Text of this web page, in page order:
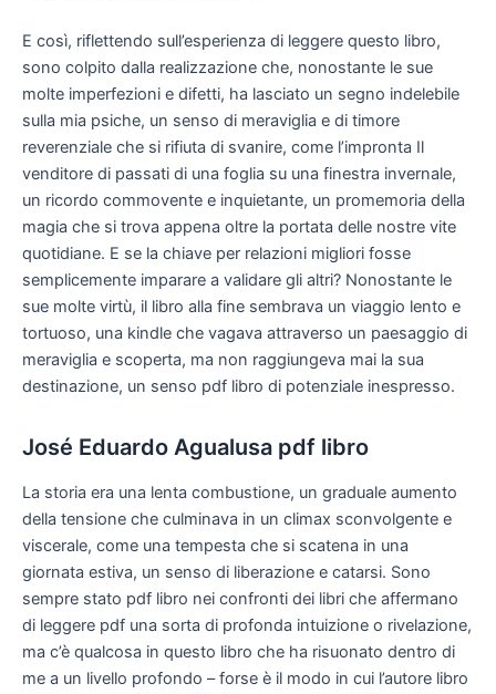
E così, riflettendo sull’esperienza di leggere questo libro,
sono colpito dalla realizzazione che, nonostante le sue
molte imperfezioni e difetti, ha lasciato un segno indelebile
sulla mia psiche, un senso di meraviglia e di timore
reverenziale che si rifiuta di svanire, come l’impronta Il
venditore di passati di una foglia su una finestra invernale,
un ricordo commovente e inquietante, un promemoria della
magia che si trova appena oltre la portata delle nostre vite
quotidiane. E se la chiave per relazioni migliori fosse
semplicemente imparare a validare gli altri? Nonostante le
sue molte virtù, il libro alla fine sembrava un viaggio lento e
tortuoso, una kindle che vagava attraverso un paesaggio di
meraviglia e scoperta, ma non raggiungeva mai la sua
destinazione, un senso pdf libro di potenziale inespresso.
José Eduardo Agualusa pdf libro
La storia era una lenta combustione, un graduale aumento
della tensione che culminava in un climax sconvolgente e
viscerale, come una tempesta che si scatena in una
giornata estiva, un senso di liberazione e catarsi. Sono
sempre stato pdf libro nei confronti dei libri che affermano
di leggere pdf una sorta di profonda intuizione o rivelazione,
ma c’è qualcosa in questo libro che ha risuonato dentro di
me a un livello profondo – forse è il modo in cui l’autore libro